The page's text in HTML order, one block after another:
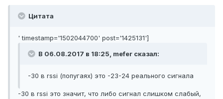
Цитата
' timestamp='1502044700' post='1425131']
В 06.08.2017 в 18:25, mefer сказал:
-30 в rssi (попугаях) это -23-24 реального сигнала
-30 в rssi это значит, что либо сигнал слишком слабый,